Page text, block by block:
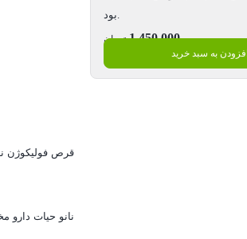
قرص فولیکوژن
بود.
1,450,000 تومان
قیمت فعلی: 1,450,000 تومان.
افزودن به سبد خرید